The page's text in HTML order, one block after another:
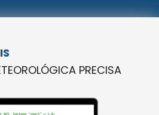
PRECISA